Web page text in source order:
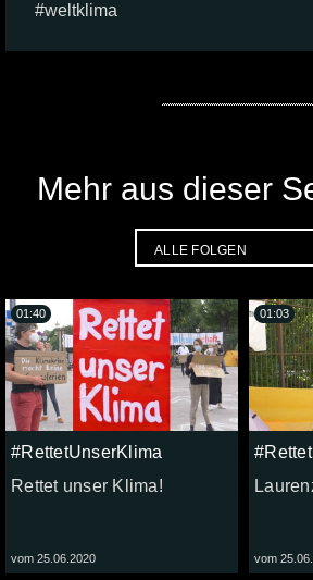
weltklima
Mehr aus dieser
#RettetUnserKlima
Rettet unser Klima!
vom 25.06.2020
01:40
vom
01:03